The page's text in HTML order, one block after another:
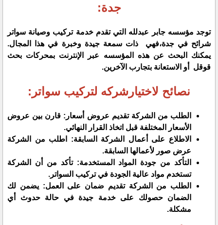
جدة:
توجد مؤسسه جابر عبدلله التي تقدم خدمة تركيب وصيانة سواتر
شرائح في جدة،فهي ذات سمعة جيدة وخبرة في هذا المجال.
يمكنك البحث عن هذه المؤسسه عبر الإنترنت بمحركات بحث
قوقل أو الاستعانة بتجارب الآخرين.
نصائح لاختيارشركه لتركيب سواتر:
الطلب من الشركة تقديم عروض أسعار: قارن بين عروض
الأسعار المختلفة قبل اتخاذ القرار النهائي.
الاطلاع على أعمال الشركة السابقة: اطلب من الشركة
عرض صور لأعمالها السابقة.
التأكد من جودة المواد المستخدمة: تأكد من أن الشركة
تستخدم مواد عالية الجودة في تركيب السواتر.
الطلب من الشركة تقديم ضمان على العمل: يضمن لك
الضمان حصولك على خدمة جيدة في حالة حدوث أي
مشكلة.